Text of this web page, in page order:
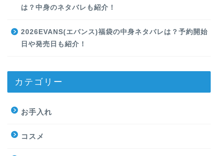
は？中身のネタバレも紹介！
2026EVANS(エバンス)福袋の中身ネタバレは？予約開始
日や発売日も紹介！
カテゴリー
お手入れ
コスメ